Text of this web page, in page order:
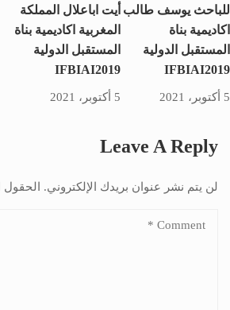
للباحث يوسف طالب
اكاديمية بناة
المستقبل الدولية
IFBIAI2019
5 أكتوبر، 2021
أيت اباعلال المملكة
المغربية اكاديمية بناة
المستقبل الدولية
IFBIAI2019
5 أكتوبر، 2021
Leave A Reply
لن يتم نشر عنوان بريدك الإلكتروني. الحقول